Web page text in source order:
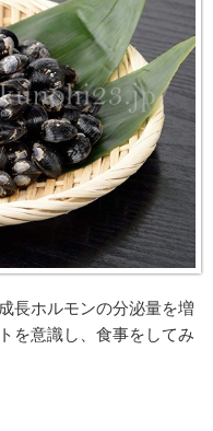
長ホルモンの分泌量を増
を意識し、食事をしてみ